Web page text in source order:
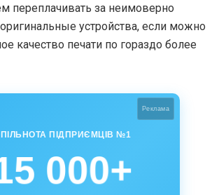
переплачивать за неимоверно
устройства, если можно
качество печати по гораздо более
Реклама
ПІДПРИЄМЦІВ №1
000+